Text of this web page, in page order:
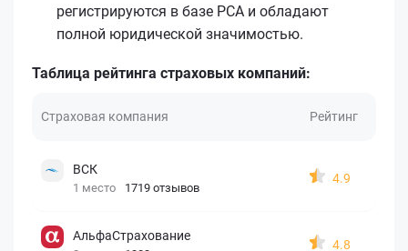
регистрируются в базе РСА и обладают
полной юридической значимостью.
Таблица рейтинга страховых компаний:
Страховая компания Рейтинг
ВСК
1 место 1719 отзывов
4.9
АльфаСтрахование
4.8